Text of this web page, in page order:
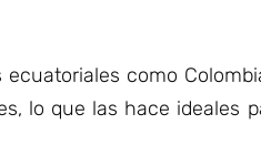
como
lo que las hace ideales